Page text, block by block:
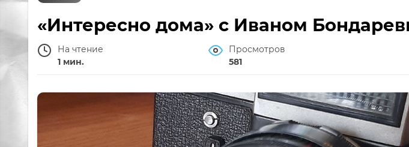
«Интересно дома» с Иваном
На чтение
1 мин.
Просмотров
581